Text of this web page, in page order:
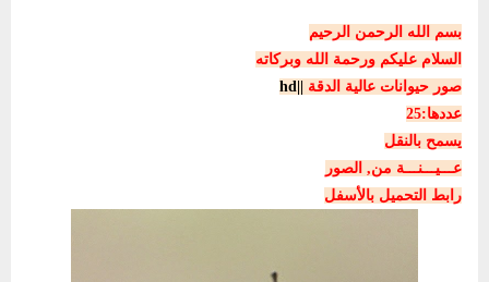
بسم الله الرحمن الرحيم
السلام عليكم ورحمة الله وبركاته
صور حيوانات عالية الدقة
hd
عددها:25
يسمح بالنقل
عـــيـــنـــة من, الصور
رابط التحميل بالأسفل